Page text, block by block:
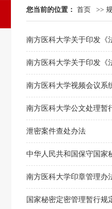
您当前的位置： 首页 >>
南方医科大学关于印发《
南方医科大学关于印发《
南方医科大学视频会议系
南方医科大学公文处理暂
泄密案件查处办法
中华人民共和国保守国家
南方医科大学印章管理办
国家秘密定密管理暂行规